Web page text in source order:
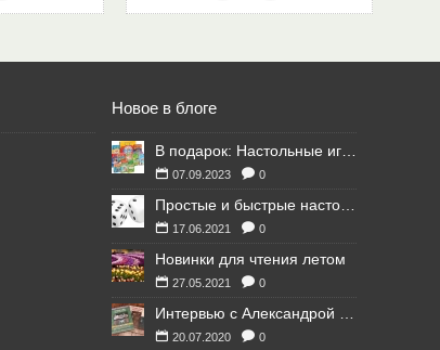
Новое в блоге
07.09.2023 0
17.06.2021 0
Новинки для чтения летом
27.05.2021 0
20.07.2020 0